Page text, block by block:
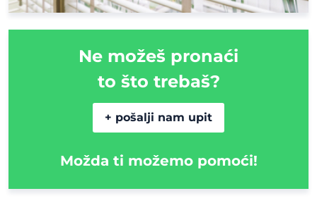
Ne možeš pronaći
to što trebaš?
+ pošalji nam upit
Možda ti možemo pomoći!